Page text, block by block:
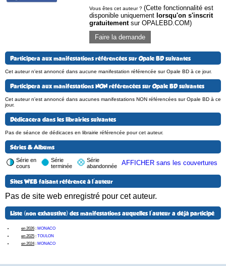
Vous êtes cet auteur ? (Cette fonctionnalité est
disponible uniquement lorsqu'on s'inscrit
gratuitementsur OPALEBD.COM)
Faire la demande
Participera aux manifestations référencées sur Opale BD suivantes
Cet auteur n'est annoncé dans aucune manifestation référencée sur Opale BD à ce jour.
Participera aux manifestations NON référencées sur Opale BD suivantes
Cet auteur n'est annoncé dans aucunes manifestations NON référencées sur Opale BD à ce
jour.
Dédicacera dans les librairies suivantes
Pas de séance de dédicaces en librairie référencée pour cet auteur.
Séries & Albums
Série en
cours
Série
terminée
Série
abandonnée
AFFICHER sans les couvertures
Sites WEB faisant référence à l'auteur
Pas de site web enregistré pour cet auteur.
Liste (non exhaustive) des manifestations auquelles l'auteur a déjà participé
en 2026 : MONACO
en 2025 : TOULON
en 2024: MONACO